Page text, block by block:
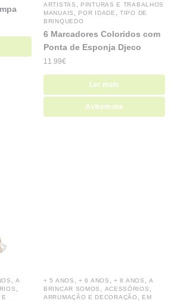
ARTISTAS
PINTURAS E TRABALHOS
MANUAIS
POR IDADE ,TIPO DE
BRINQUEDO
6 Marcadores Coloridos com
Ponta de Esponja Djeco
11.99€
Ler mais
Avisem-me
,A
E
+ 5 ANOS ,+ 6 ANOS ,+ 8 ANOS ,A
BRINCAR SOMOS
ACESSÓRIOS
ARRUMAÇÃO E DECORAÇÃO
EM